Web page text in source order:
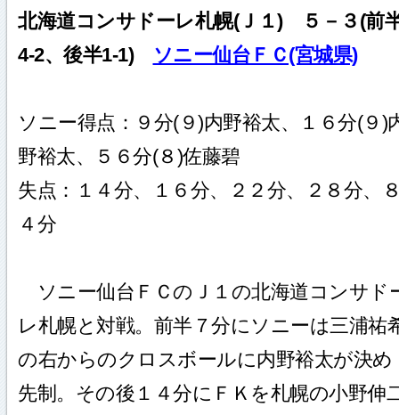
北海道コンサドーレ札幌(Ｊ１) ５－３(前
4-2、後半1-1) ソニー仙台ＦＣ(宮城県)
ソニー得点：９分(９)内野裕太、１６分(９)
野裕太、５６分(８)佐藤碧
失点：１４分、１６分、２２分、２８分、
４分
ソニー仙台ＦＣのＪ１の北海道コンサド
レ札幌と対戦。前半７分にソニーは三浦祐
の右からのクロスボールに内野裕太が決め
先制。その後１４分にＦＫを札幌の小野伸